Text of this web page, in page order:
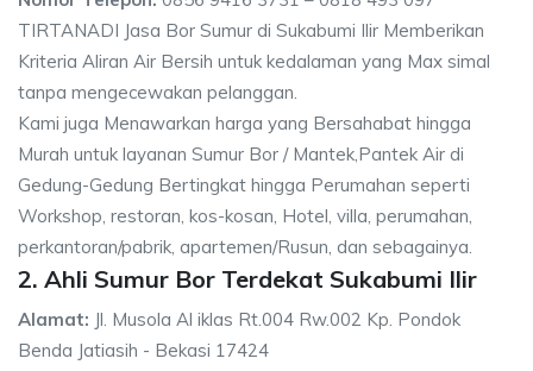
TIRTANADI Jasa Bor Sumur di Sukabumi Ilir Memberikan
Kriteria Aliran Air Bersih untuk kedalaman yang Max simal
tanpa mengecewakan pelanggan.
Kami juga Menawarkan harga yang Bersahabat hingga
Murah untuk layanan Sumur Bor / Mantek,Pantek Air di
Gedung-Gedung Bertingkat hingga Perumahan seperti
Workshop, restoran, kos-kosan, Hotel, villa, perumahan,
perkantoran/pabrik, apartemen/Rusun, dan sebagainya.
2. Ahli Sumur Bor Terdekat Sukabumi Ilir
Alamat: Jl. Musola Al iklas Rt.004 Rw.002 Kp. Pondok
Benda Jatiasih - Bekasi 17424